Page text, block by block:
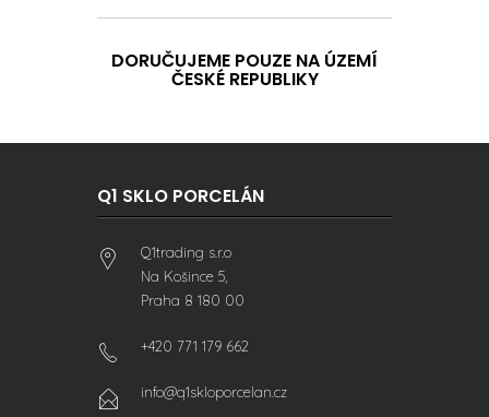
DORUČUJEME POUZE NA ÚZEMÍ
ČESKÉ REPUBLIKY
Q1 SKLO PORCELÁN
Q1trading s.r.o
Na Košince 5,
Praha 8 180 00
+420 771 179 662
info@q1skloporcelan.cz